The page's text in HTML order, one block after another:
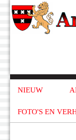
NIEUW
FOTO'S EN